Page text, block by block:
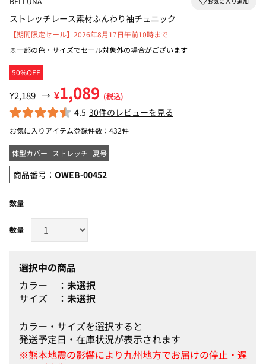
ストレッチレース素材ふんわり袖チュニック
50%OFF
【期間限定セール】2026年8月17日午前10時まで
※一部の色・サイズでセール対象外の場合がございます
¥2,189 → ¥1,089 (税込)
4.5 30件のレビューを見る
お気に入りアイテム登録件数： 432件
体型カバー ストレッチ 夏号
商品番号： OWEB-00452
数量
選択中の商品
カラー
未選択
サイズ
未選択
カラー・サイズを選択すると
発送予定日・在庫状況が表示されます